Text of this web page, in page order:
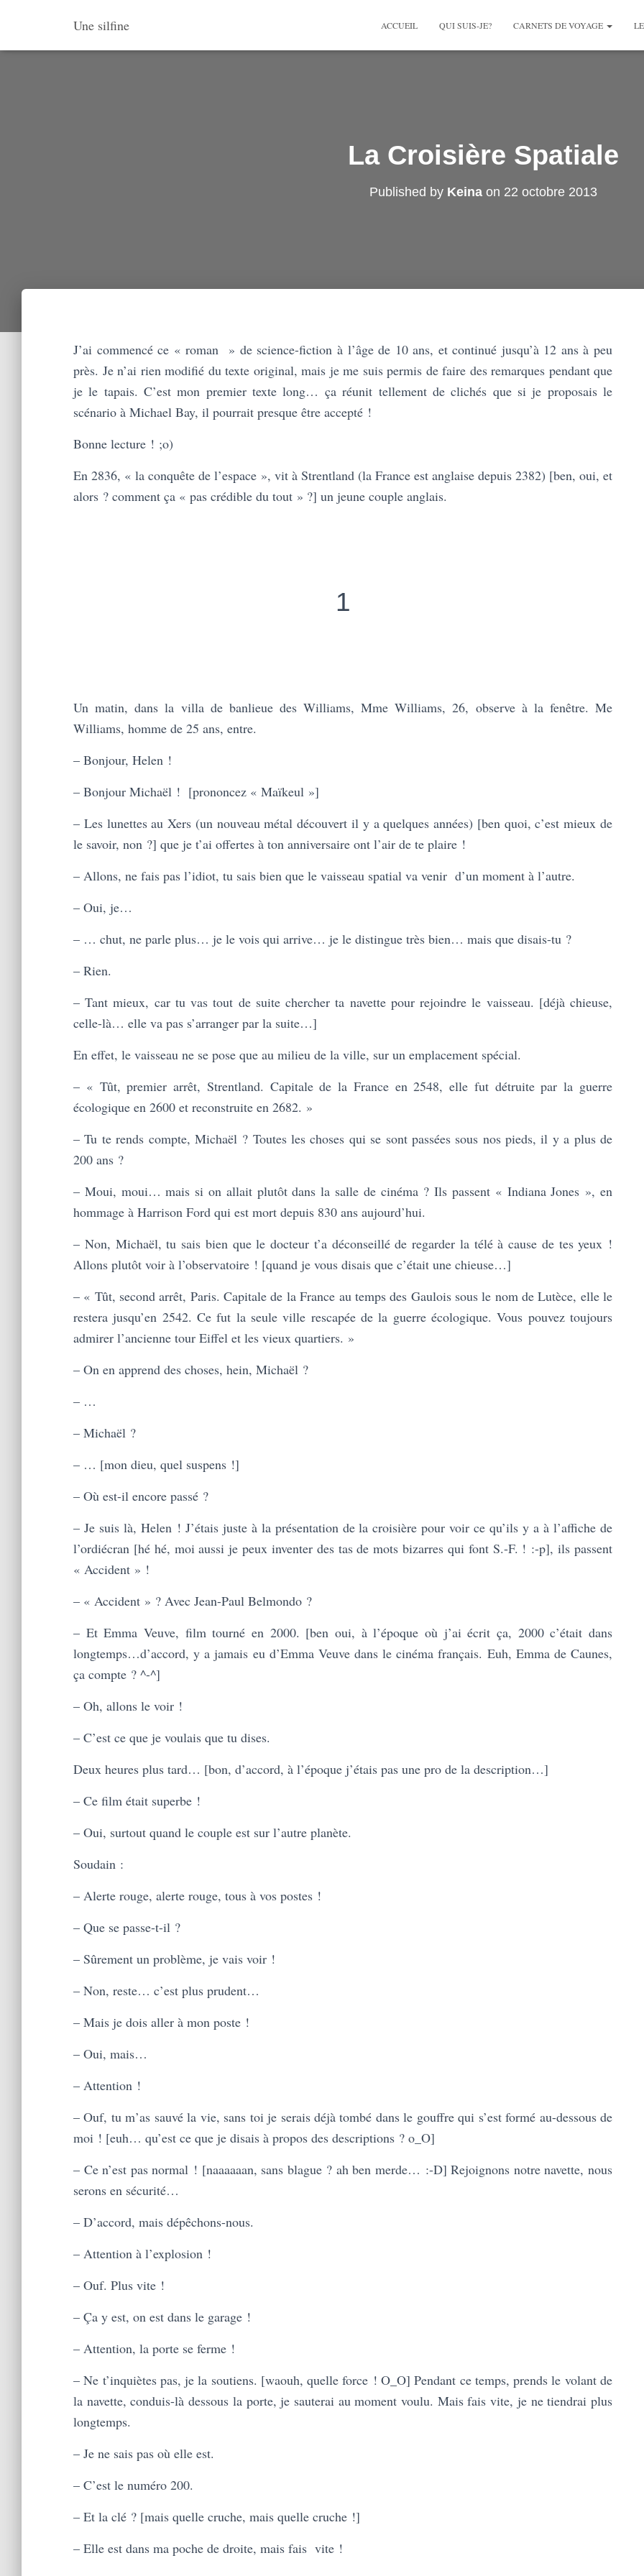
Une silfine ACCUEIL QUI SUIS-JE? CARNETS DE VOYAGE
La Croisière Spatiale
Published by Keinaon 22 octobre 2013
J’ai commencé ce « roman » de science-fiction à l’âge de 10 ans, et continué jusqu’à 12 ans à peu
près. Je n’ai rien modifié du texte original, mais je me suis permis de faire des remarques pendant que
je le tapais. C’est mon premier texte long… ça réunit tellement de clichés que si je proposais le
scénario à Michael Bay, il pourrait presque être accepté !
Bonne lecture ! ;o)
En 2836, « la conquête de l’espace », vit à Strentland (la France est anglaise depuis 2382) [ben, oui, et
alors ? comment ça « pas crédible du tout » ?] un jeune couple anglais.
1
Un matin, dans la villa de banlieue des Williams, Mme Williams, 26, observe à la fenêtre. Me
Williams, homme de 25 ans, entre.
– Bonjour, Helen !
– Bonjour Michaël ! [prononcez « Maïkeul »]
– Les lunettes au Xers (un nouveau métal découvert il y a quelques années) [ben quoi, c’est mieux de
le savoir, non ?] que je t’ai offertes à ton anniversaire ont l’air de te plaire !
– Allons, ne fais pas l’idiot, tu sais bien que le vaisseau spatial va venir d’un moment à l’autre.
– Oui, je…
– … chut, ne parle plus… je le vois qui arrive… je le distingue très bien… mais que disais-tu ?
– Rien.
– Tant mieux, car tu vas tout de suite chercher ta navette pour rejoindre le vaisseau. [déjà chieuse,
celle-là… elle va pas s’arranger par la suite…]
En effet, le vaisseau ne se pose que au milieu de la ville, sur un emplacement spécial.
– « Tût, premier arrêt, Strentland. Capitale de la France en 2548, elle fut détruite par la guerre
écologique en 2600 et reconstruite en 2682. »
– Tu te rends compte, Michaël ? Toutes les choses qui se sont passées sous nos pieds, il y a plus de
200 ans ?
– Moui, moui… mais si on allait plutôt dans la salle de cinéma ? Ils passent « Indiana Jones », en
hommage à Harrison Ford qui est mort depuis 830 ans aujourd’hui.
– Non, Michaël, tu sais bien que le docteur t’a déconseillé de regarder la télé à cause de tes yeux !
Allons plutôt voir à l’observatoire ! [quand je vous disais que c’était une chieuse…]
– « Tût, second arrêt, Paris. Capitale de la France au temps des Gaulois sous le nom de Lutèce, elle le
restera jusqu’en 2542. Ce fut la seule ville rescapée de la guerre écologique. Vous pouvez toujours
admirer l’ancienne tour Eiffel et les vieux quartiers. »
– On en apprend des choses, hein, Michaël ?
– …
– Michaël ?
– … [mon dieu, quel suspens !]
– Où est-il encore passé ?
– Je suis là, Helen ! J’étais juste à la présentation de la croisière pour voir ce qu’ils y a à l’affiche de
l’ordiécran [hé hé, moi aussi je peux inventer des tas de mots bizarres qui font S.-F. ! :-p], ils passent
« Accident » !
– « Accident » ? Avec Jean-Paul Belmondo ?
– Et Emma Veuve, film tourné en 2000. [ben oui, à l’époque où j’ai écrit ça, 2000 c’était dans
longtemps…d’accord, y a jamais eu d’Emma Veuve dans le cinéma français. Euh, Emma de Caunes,
ça compte ? ^-^]
– Oh, allons le voir !
– C’est ce que je voulais que tu dises.
Deux heures plus tard… [bon, d’accord, à l’époque j’étais pas une pro de la description…]
– Ce film était superbe !
– Oui, surtout quand le couple est sur l’autre planète.
Soudain :
– Alerte rouge, alerte rouge, tous à vos postes !
– Que se passe-t-il ?
– Sûrement un problème, je vais voir !
– Non, reste… c’est plus prudent…
– Mais je dois aller à mon poste !
– Oui, mais…
– Attention !
– Ouf, tu m’as sauvé la vie, sans toi je serais déjà tombé dans le gouffre qui s’est formé au-dessous de
moi ! [euh… qu’est ce que je disais à propos des descriptions ? o_O]
– Ce n’est pas normal ! [naaaaaan, sans blague ? ah ben merde… :-D] Rejoignons notre navette, nous
serons en sécurité…
– D’accord, mais dépêchons-nous.
– Attention à l’explosion !
– Ouf. Plus vite !
– Ça y est, on est dans le garage !
– Attention, la porte se ferme !
– Ne t’inquiètes pas, je la soutiens. [waouh, quelle force ! O_O] Pendant ce temps, prends le volant de
la navette, conduis-là dessous la porte, je sauterai au moment voulu. Mais fais vite, je ne tiendrai plus
longtemps.
– Je ne sais pas où elle est.
– C’est le numéro 200.
– Et la clé ? [mais quelle cruche, mais quelle cruche !]
– Elle est dans ma poche de droite, mais fais vite !